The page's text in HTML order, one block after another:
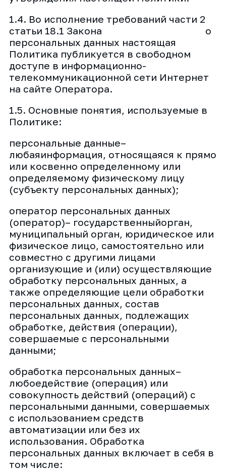
1.4. Во исполнение требований части 2
статьи 18.1 Закона о
персональных данных настоящая
Политика публикуется в свободном
доступе в информационно-
телекоммуникационной сети Интернет
на сайте Оператора.
1.5. Основные понятия, используемые в
Политике:
персональные данные–
любаяинформация, относящаяся к прямо
или косвенно определенному или
определяемому физическому лицу
(субъекту персональных данных);
оператор персональных данных
(оператор)– государственныйорган,
муниципальный орган, юридическое или
физическое лицо, самостоятельно или
совместно с другими лицами
организующие и (или) осуществляющие
обработку персональных данных, а
также определяющие цели обработки
персональных данных, состав
персональных данных, подлежащих
обработке, действия (операции),
совершаемые с персональными
данными;
обработка персональных данных–
любоедействие (операция) или
совокупность действий (операций) с
персональными данными, совершаемых
с использованием средств
автоматизации или без их
использования. Обработка
персональных данных включает в себя в
том числе: